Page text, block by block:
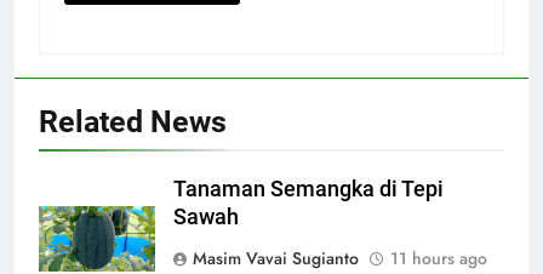
Related News
Tanaman Semangka di Tepi
Sawah
Masim Vavai Sugianto
11 hours ago